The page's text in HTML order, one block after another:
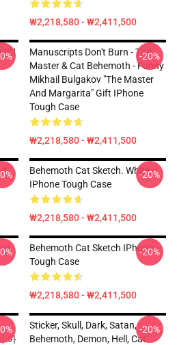
₩2,218,580 - ₩2,411,500
리
Manuscripts Don't Burn - The
Master & Cat Behemoth - Funny
Mikhail Bulgakov "The Master
And Margarita" Gift IPhone
Tough Case
₩2,218,580 - ₩2,411,500
-20%
Behemoth Cat Sketch. White
IPhone Tough Case
₩2,218,580 - ₩2,411,500
-20%
Behemoth Cat Sketch IPhone
Tough Case
₩2,218,580 - ₩2,411,500
-20%
아
Sticker, Skull, Dark, Satan,
Behemoth, Demon, Hell, Cat
-20%